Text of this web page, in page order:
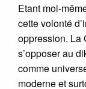
Etant moi-
cette volonté
oppression. La
s’opposer au
comme
moderne et